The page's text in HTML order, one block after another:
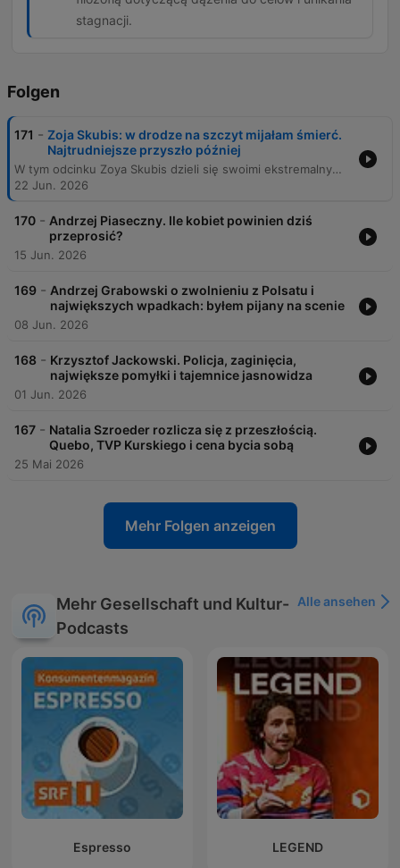
stagnacji.
Folgen
171 - Zoja Skubis: w drodze na szczyt mijałam śmierć.
Najtrudniejsze przyszło później
W tym odcinku Zoya Skubis dzieli się swoimi ekstremalnymi doświadczeniami z wypraw na ośmiotysięczniki, w tym Mount Everest, oraz relacjami z podróży do Afganistanu i na Antarktydę. Rozmawiamy o technicznych i fizjologicznych wyzwaniach wysokogórskiej wspinaczki, mitach dotyczących ekologii na szczytach oraz o trudnych aspektach dokumentowania konfliktów i sytuacji politycznych, takich jak wojna w Ukrainie. Rozmowa wykracza poza granice sportu, dotykając tematów psychologicznych: od radzenia sobie ze stratą bliskich i depresją, po analizę tożsamości i presji w pokolencie Z. Zoya refleksuje nad rolą mediów społecznościowych, systemem edukacji oraz poszukiwaniem własnej ścieżki w świecie pełnym oczekiwań i cyfrowego przebodźcowania.
22 Jun. 2026
170 - Andrzej Piaseczny. Ile kobiet powinien dziś
przeprosić?
15 Jun. 2026
169 - Andrzej Grabowski o zwolnieniu z Polsatu i
największych wpadkach: byłem pijany na scenie
08 Jun. 2026
168 - Krzysztof Jackowski. Policja, zaginięcia,
największe pomyłki i tajemnice jasnowidza
01 Jun. 2026
167 - Natalia Szroeder rozlicza się z przeszłością.
Quebo, TVP Kurskiego i cena bycia sobą
25 Mai 2026
Mehr Folgen anzeigen
Mehr Gesellschaft und Kultur-
Podcasts
Alle ansehen
Espresso LEGEND